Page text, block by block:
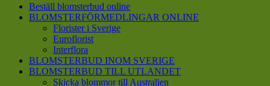
Beställ blomsterbud online
BLOMSTERFÖRMEDLINGAR ONLINE
Florister i Sverige
Euroflorist
Interflora
BLOMSTERBUD INOM SVERIGE
BLOMSTERBUD TILL UTLANDET
Skicka blommor till Australien